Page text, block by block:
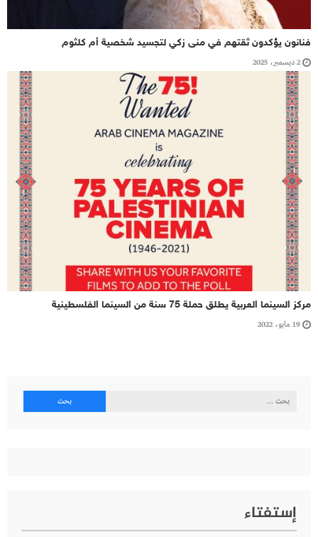
فنانون يؤكدون ثقتهم في منى زكي لتجسيد شخصية أم كلثوم
2 ديسمبر، 2025
مركز السينما العربية يطلق حملة 75 سنة من السينما الفلسطينية
19 مايو، 2022
البحث
إستفتاء